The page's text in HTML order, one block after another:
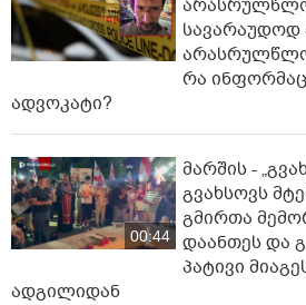
რა
ადვოკატი?
00:44
მარშის -
გვახსოვს
გმირთა
დაანთეს და
პატივი
ადგილიდან